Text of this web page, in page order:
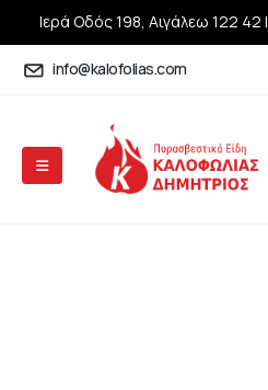
Ιερά Οδός 198, Αιγάλεω 122 42 |
info@kalofolias.com